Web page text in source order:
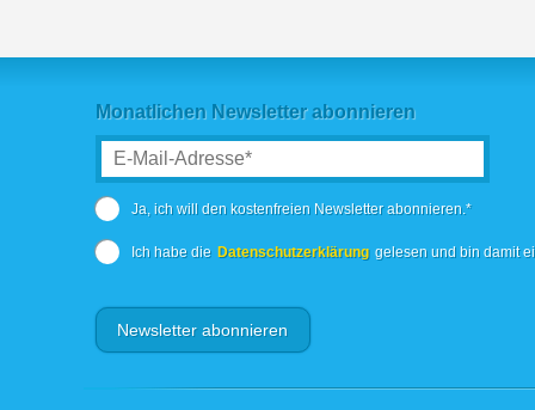
Monatlichen Newsletter abonnieren
Ja, ich will den kostenfreien Newsletter abonnieren.*
Ich habe die Datenschutzerklärung gelesen und bin damit